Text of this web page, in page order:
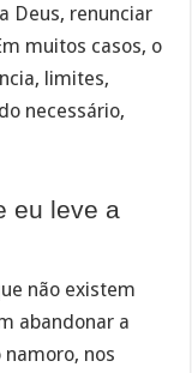
Deus, renunciar
muitos casos, o
limites,
necessário,
eu leve a
não existem
abandonar a
nos